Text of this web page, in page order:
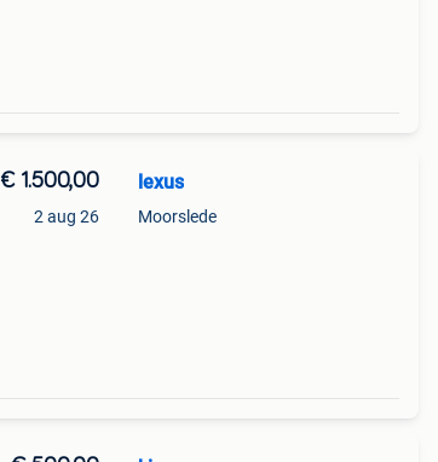
€ 1.500,00
2 aug 26
lexus
Moorslede